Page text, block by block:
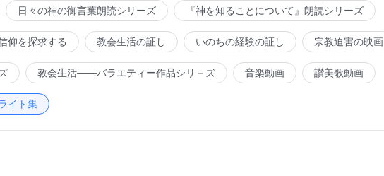
日々の神の御言葉朗読シリーズ 『神を知ることについて』朗読シリーズ
仰を探求する 教会生活の証し いのちの経験の証し 宗教迫害の映画
教会生活――バラエティー作品シリ－ズ 音楽動画 讃美歌動画
イト集